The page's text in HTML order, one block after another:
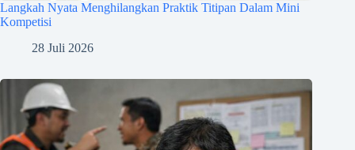
Langkah Nyata Menghilangkan Praktik Titipan Dalam Mini
Kompetisi
28 Juli 2026